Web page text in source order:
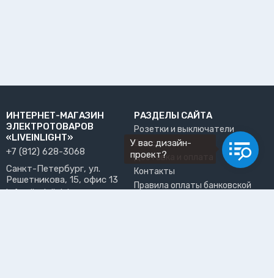
ИНТЕРНЕТ-МАГАЗИН
ЭЛЕКТРОТОВАРОВ
«LIVEINLIGHT»
+7 (812) 628-3068
Санкт-Петербург, ул.
Решетникова, 15, офис 13
info@liveinlight.ru
РАЗДЕЛЫ САЙТА
Розетки и выключатели
О нас
Доставка и оплата
Контакты
Правила оплаты банковской
У вас дизайн-
проект?